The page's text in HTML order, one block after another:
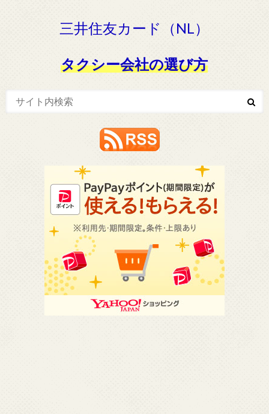
三井住友カード（NL）
タクシー会社の選び方